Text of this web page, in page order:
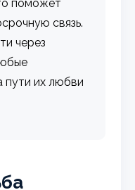
поможет
связь.
через
пути их любви